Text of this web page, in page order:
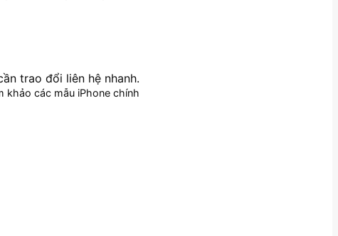
trao đổi liên hệ nhanh.
khảo các mẫu iPhone chính